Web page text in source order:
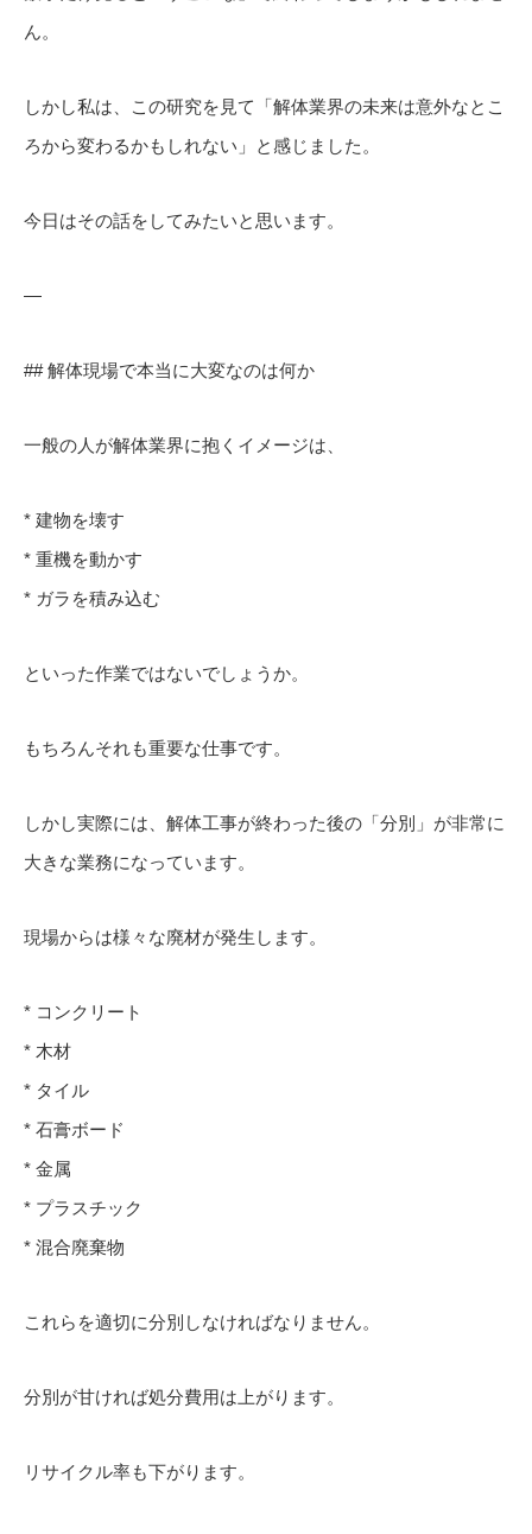
ん。
しかし私は、この研究を見て「解体業界の未来は意外なとこ
ろから変わるかもしれない」と感じました。
今日はその話をしてみたいと思います。
—
## 解体現場で本当に大変なのは何か
一般の人が解体業界に抱くイメージは、
* 建物を壊す
* 重機を動かす
* ガラを積み込む
といった作業ではないでしょうか。
もちろんそれも重要な仕事です。
しかし実際には、解体工事が終わった後の「分別」が非常に
大きな業務になっています。
現場からは様々な廃材が発生します。
* コンクリート
* 木材
* タイル
* 石膏ボード
* 金属
* プラスチック
* 混合廃棄物
これらを適切に分別しなければなりません。
分別が甘ければ処分費用は上がります。
リサイクル率も下がります。